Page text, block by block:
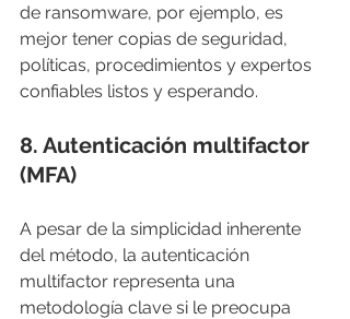
de ransomware, por ejemplo, es
mejor tener copias de seguridad,
políticas, procedimientos y expertos
confiables listos y esperando.
8. Autenticación multifactor
(MFA)
A pesar de la simplicidad inherente
del método, la autenticación
multifactor representa una
metodología clave si le preocupa